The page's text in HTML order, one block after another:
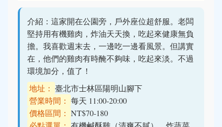
介紹：這家開在公園旁，戶外座位超舒服。老闆
堅持用有機雞肉，炸油天天換，吃起來健康無負
擔。我喜歡週末去，一邊吃一邊看風景。但講實
在，他們的雞肉有時醃不夠味，吃起來淡。不過
環境加分，值了！
地址： 臺北市士林區陽明山腳下
營業時間： 每天 11:00-20:00
價格區間： NT$70-180